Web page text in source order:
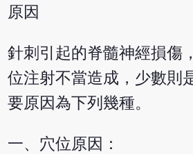
原因
針刺引起的脊髓神經損傷
位注射不當造成，少數則
要原因為下列幾種。
一、穴位原因：